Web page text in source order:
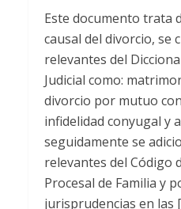
Este documento trata
causal del divorcio, se
relevantes del
Judicial como:
divorcio por mutuo
infidelidad conyugal y
seguidamente se
relevantes del Código
Procesal de Familia y
jurisprudencias en las